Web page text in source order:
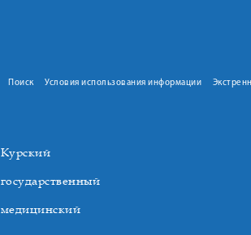
Поиск Условия использования информации
Курский
государственный
медицинский